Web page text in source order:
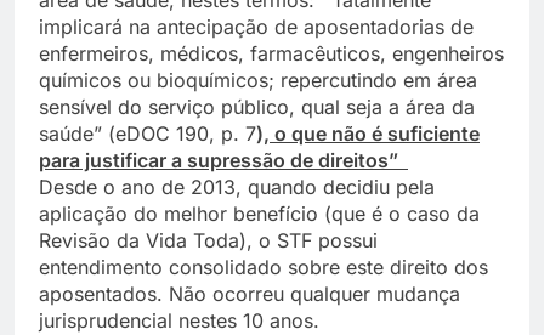
implicará na antecipação de aposentadorias de
enfermeiros, médicos, farmacêuticos, engenheiros
químicos ou bioquímicos; repercutindo em área
sensível do serviço público, qual seja a área da
saúde” (eDOC 190, p. 7), o que não é suficiente
para justificar a supressão de direitos”
Desde o ano de 2013, quando decidiu pela
aplicação do melhor benefício (que é o caso da
Revisão da Vida Toda), o STF possui
entendimento consolidado sobre este direito dos
aposentados. Não ocorreu qualquer mudança
jurisprudencial nestes 10 anos.